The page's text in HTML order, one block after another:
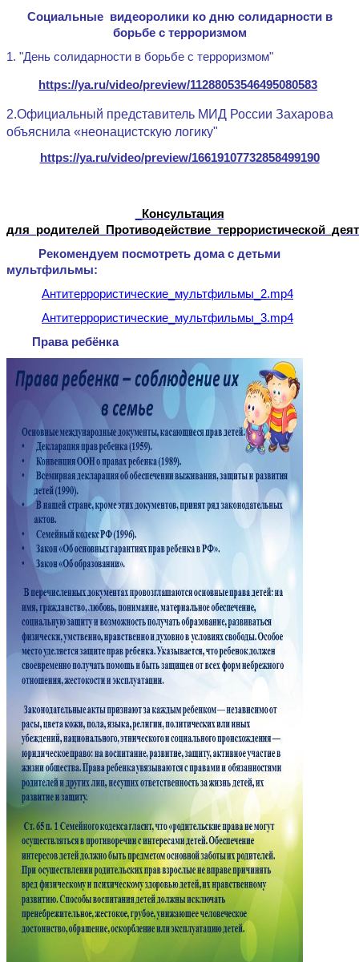
Cоциальные видеоролики ко дню солидарности в
борьбе с терроризмом
1. "День солидарности в борьбе с терроризмом"
https://ya.ru/video/preview/11288053546495080583
2.Официальный представитель МИД России Захарова
объяснила «неонацистскую логику"
https://ya.ru/video/preview/16619107732858499190
Консультация
Рекомендуем посмотреть дома с детьми
мультфильмы:
Антитеррористические_мультфильмы_2.mp4
Антитеррористические_мультфильмы_3.mp4
Права ребёнка